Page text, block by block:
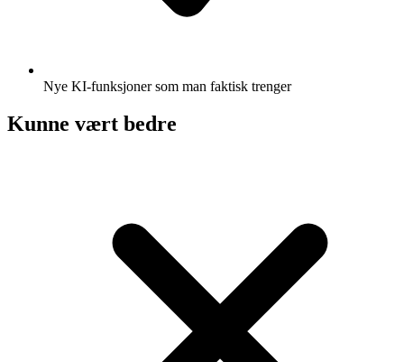
Nye KI-funksjoner som man faktisk trenger
Kunne vært bedre